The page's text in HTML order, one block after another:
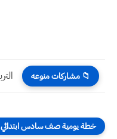
📁 مشاركات منوعه
خطة يومية صف سادس ابتدائي